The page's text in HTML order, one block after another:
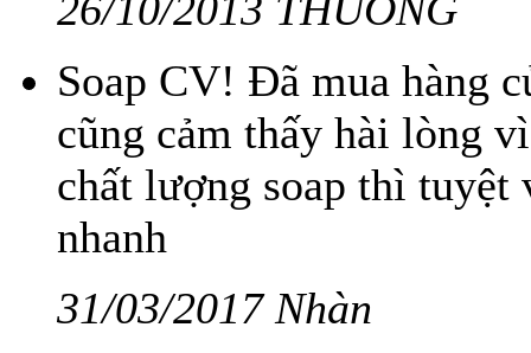
Soap CV! Đã mua hàng
cũng cảm thấy hài lòng
chất lượng soap thì tuyệt
nhanh
31/03/2017 Nhàn